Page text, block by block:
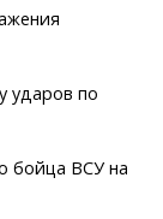
ударов по
бойца ВСУ на